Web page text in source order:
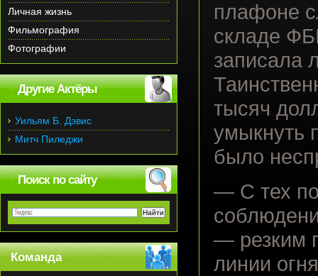
плафоне
складе
записала
тысяч
умыкнуть
было
— С тех
— резким
линии
Личная жизнь
Фильмография
Фотографии
Другие Актёры
Уильям Б. Дэвис
Митч Пиледжи
Поиск по сайту
Команда